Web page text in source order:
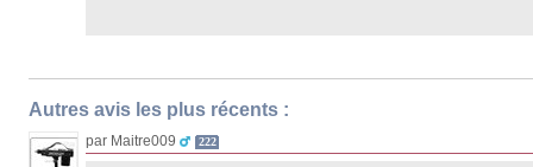
Autres avis les plus récents :
par Maitre009 222